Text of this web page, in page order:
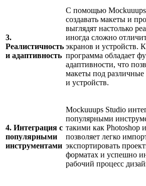
3.
Реалистичность
и адаптивность
С помощью
создавать макеты и
выглядят настолько
иногда сложно
экранов и устройств.
программа обладает
адаптивности, что
макеты под различные
и устройств.
4. Интеграция с
популярными
инструментами
Mockuuups Studio
популярными
такими как Photoshop
позволяет легко
экспортировать
форматах и успешно
рабочий процесс